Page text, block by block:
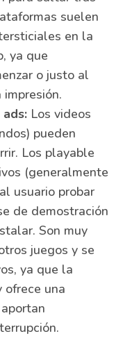
suelen
en la
ya que
o justo al
Los videos
pueden
Los playable
(generalmente
usuario probar
de demostración
Son muy
juegos y se
ya que la
ofrece una